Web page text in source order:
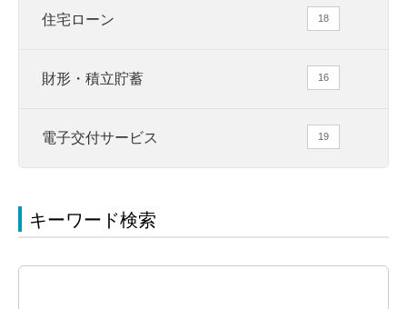
住宅ローン 18
財形・積立貯蓄 16
電子交付サービス 19
キーワード検索